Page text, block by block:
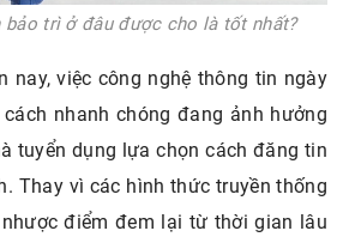
bảo trì ở đâu được cho là tốt nhất?
nay, việc công nghệ thông tin ngày
nhanh chóng đang ảnh hưởng
tuyển dụng lựa chọn cách đăng tin
Thay vì các hình thức truyền thống
điểm đem lại từ thời gian lâu